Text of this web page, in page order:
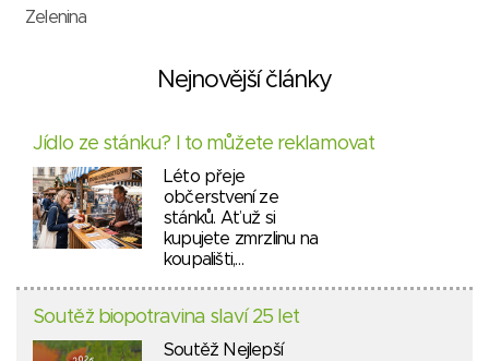
Zelenina
Nejnovější články
Jídlo ze stánku? I to můžete reklamovat
Léto přeje
občerstvení ze
stánků. Ať už si
kupujete zmrzlinu na
koupališti,…
Soutěž biopotravina slaví 25 let
Soutěž Nejlepší